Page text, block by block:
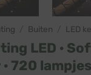
Buiten LED
LED ·
720